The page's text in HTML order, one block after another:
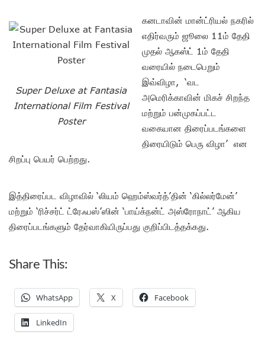
Super Deluxe at Fantasia
International Film Festival
Poster
கனடாவின் மான்ட்ரியல் நகரில்
எதிர்வரும் ஜூலை 11ம் தேதி
முதல் ஆகஸ்ட் 1ம் தேதி
வரையில் நடைபெறும்
இவ்விழா, ‘வட
அமெரிக்காவின் மிகச் சிறந்த
மற்றும் பன்முகப்பட்ட
வகையான திரைப்படங்களை
திரையிடும் பெரு விழா’ என
சிறப்பு பெயர் பெற்றது.
இத்திரைப்பட விழாவில் ‘லியம் ஹெம்ஸ்வர்த்’தின் ‘கில்லர்மேன்’
மற்றும் ‘ரிச்சர்ட் ட்ரேஃபஸ்’ஸின் ‘பாய்க்நன்ட் அஸ்ரோநாட்’ ஆகிய
திரைப்படங்களும் தேர்வாகியிருப்பது குறிப்பிடத்தக்கது.
Share This:
WhatsApp X Facebook
LinkedIn